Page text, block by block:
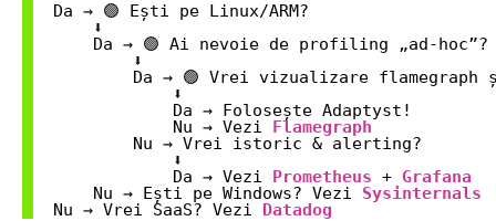
  Da → 🟢 Ești pe Linux/ARM?
      ⬇️
      Da → 🟢 Ai nevoie de profiling „ad-hoc”?
          ⬇️
Da → 🟢 Vrei vizualizare flamegraph
              ⬇️
              Da → Folosește Adaptyst!
              Nu → Vezi
Flamegraph
          Nu → Vrei istoric & alerting?
              ⬇️
              Da → Vezi
Prometheus + Grafana
      Nu → Ești pe Windows? Vezi
Sysinternals
  Nu → Vrei SaaS? Vezi
Datadog